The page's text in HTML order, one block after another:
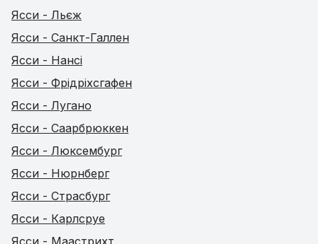
Ясси - Льєж
Ясси - Санкт-Галлен
Ясси - Нансі
Ясси - Фрідріхсгафен
Ясси - Лугано
Ясси - Саарбрюккен
Ясси - Люксембург
Ясси - Нюрнберг
Ясси - Страсбург
Ясси - Карлсруе
Ясси - Маастрихт